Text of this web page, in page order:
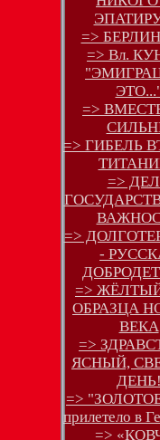
=>
=> Вл.
=>
=> ГИБЕЛЬ
=>
=>
-
=>
ОБРАЗЦА
ВЕКА
=>
ЯСНЫЙ,
ДЕНЬ!
=>
прилетело в
=>